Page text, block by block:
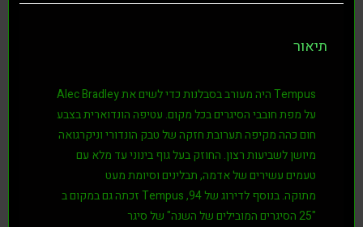
תיאור
Tempus היה מעורב בסבלנות כדי לשים את Alec Bradley
על מפת חובבי הסיגרים בכל מקום. עטיפה הונדוארית בצבע
חום כהה מקיפה תערובת חזקה של טבק הונדורי וניקרגואה
מיושן לשביעות רצון. החוזק בעל גוף בינוני עד מלא עם
טעמים עשירים של אדמה, תבלינים וסיומת מעט
מתוקה. בנוסף לדירוג של 94, Tempus זכתה גם במקום ב
סיגר